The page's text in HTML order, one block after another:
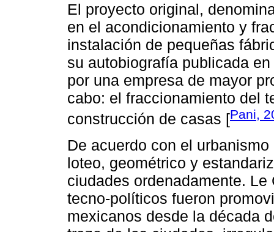
El proyecto original,
en el acondicionamiento y
instalación de pequeñas
su autobiografía publicada
por una empresa de mayor
cabo: el fraccionamiento del
construcción de casas [Pani,
De acuerdo con el
loteo, geométrico y
ciudades ordenadamente.
tecno-políticos fueron
mexicanos desde la década